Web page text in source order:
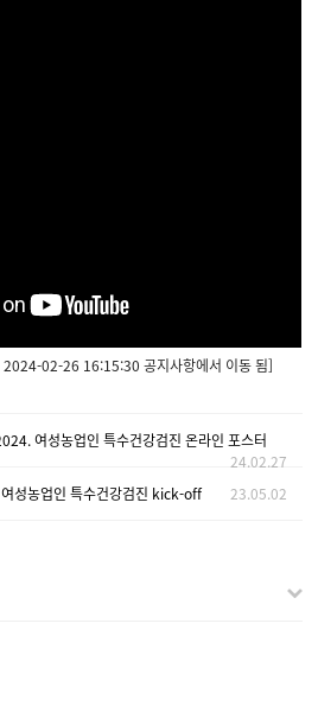
2024-02-26 16:15:30 공지사항에서 이동 됨]
여성농업인 특수건강검진 온라인 포스터
24.02.27
성농업인 특수건강검진 kick-off 23.05.02